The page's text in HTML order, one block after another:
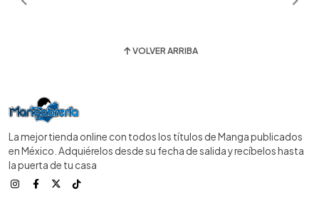
VOLVER ARRIBA
La mejor tienda online con todos los títulos de Manga publicados
en México. Adquiérelos desde su fecha de salida y recíbelos hasta
la puerta de tu casa